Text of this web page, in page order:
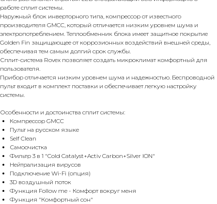
работе сплит системы.
Наружный блок инверторного типа, компрессор от известного
производителя GMCC, который отличается низким уровнем шума и
электропотреблением. Теплообменник блока имеет защитное покрытие
Golden Fin защищающее от коррозионных воздействий внешней среды,
обеспечивая тем самым долгий срок службы.
Сплит-система Rovex позволяет создать микроклимат комфортный для
пользователя.
Прибор отличается низким уровнем шума и надежностью. Беспроводной
пульт входит в комплект поставки и обеспечивает легкую настройку
системы.
Особенности и достоинства сплит системы:
Компрессор GMCC
Пульт на русском языке
Self Clean
Самоочистка
Фильтр 3 в 1 "Cold Catalyst+Activ Carbon+Silver ION"
Нейтрализация вирусов
Подключение Wi-Fi (опция)
3D воздушный поток
Функция Follow me - Комфорт вокруг меня
Функция "Комфортный сон"